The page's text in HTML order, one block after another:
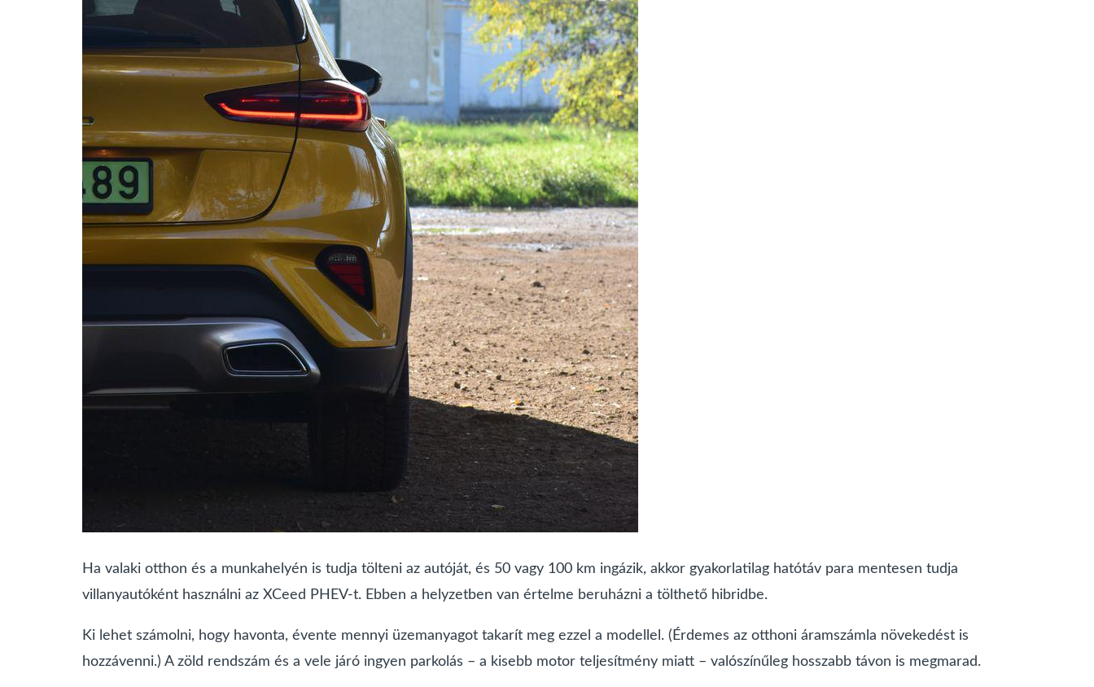
Ha valaki otthon és a munkahelyén is tudja tölteni az autóját, és 50 vagy 100 km ingázik, akkor gyakorlatilag hatótáv para mentesen tudja
villanyautóként használni az XCeed PHEV-t. Ebben a helyzetben van értelme beruházni a tölthető hibridbe.
Ki lehet számolni, hogy havonta, évente mennyi üzemanyagot takarít meg ezzel a modellel. (Érdemes az otthoni áramszámla növekedést is
hozzávenni.) A zöld rendszám és a vele járó ingyen parkolás – a kisebb motor teljesítmény miatt – valószínűleg hosszabb távon is megmarad.